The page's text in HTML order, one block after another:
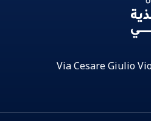
Via Cesare Giulio